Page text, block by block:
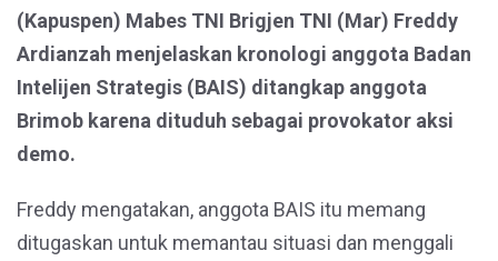
(Kapuspen) Mabes TNI Brigjen TNI (Mar) Freddy
Ardianzah menjelaskan kronologi anggota Badan
Intelijen Strategis (BAIS) ditangkap anggota
Brimob karena dituduh sebagai provokator aksi
demo.
Freddy mengatakan, anggota BAIS itu memang
ditugaskan untuk memantau situasi dan menggali